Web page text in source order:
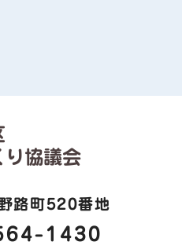
り協議会
路町520番地
1430